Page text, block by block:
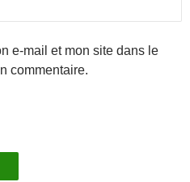
e-mail et mon site dans le
commentaire.